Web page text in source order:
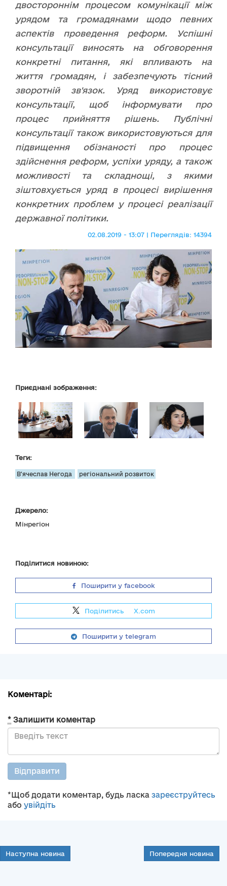
двостороннім процесом комунікації між
урядом та громадянами щодо певних
аспектів проведення реформ. Успішні
консультації виносять на обговорення
конкретні питання, які впливають на
життя громадян, і забезпечують тісний
зворотній зв'язок. Уряд використовує
консультації, щоб інформувати про
процес прийняття рішень. Публічні
консультації також використовуються для
підвищення обізнаності про процес
здійснення реформ, успіхи уряду, а також
можливості та складнощі, з якими
зіштовхується уряд в процесі вирішення
конкретних проблем у процесі реалізації
державної політики.
02.08.2019 - 13:07 | Переглядів: 14394
Приєднані зображення:
Теги:
В'ячеслав Негода регіональний розвиток
Джерело:
Мінрегіон
Поділитися новиною:
Поширити у facebook
Поділитись X.com
Поширити у telegram
Коментарі:
* Залишити коментар
Відправити
*Щоб додати коментар, будь ласка зареєструйтесь
або увійдіть
Наступна новина Попередня новина